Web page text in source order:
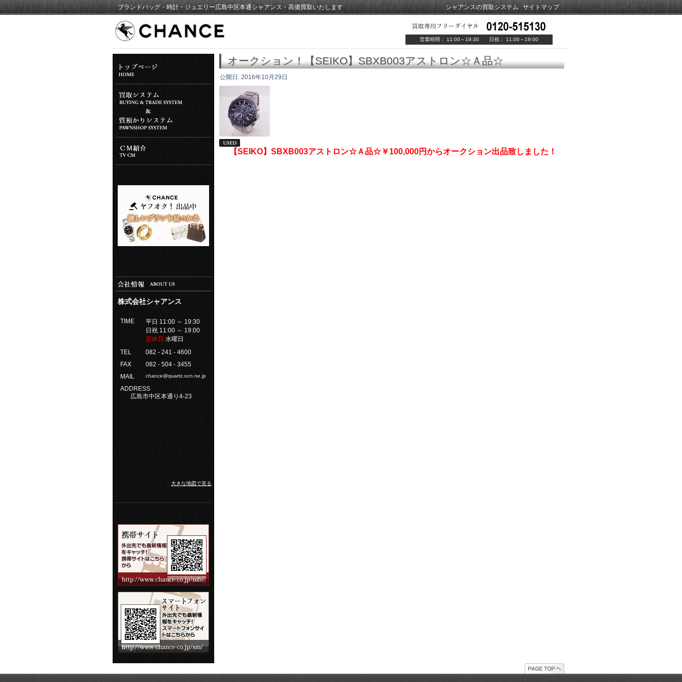
シャアンスの買取システム サイトマップ
ブランドバッグ・時計・ジュエリー広島中区本通シャアンス・高価買取いたします
営業時間： 11:00～19:30 日祝： 11:00～19:00
株式会社シャアンス
TIME
平日 11:00 ～ 19:30
日祝 11:00 ～ 19:00
定休日 水曜日
TEL
082 - 241 - 4600
FAX
082 - 504 - 3455
MAIL
chance@quartz.ocn.ne.jp
ADDRESS
広島市中区本通り4-23
大きな地図で見る
オークション！【SEIKO】SBXB003アストロン☆Ａ品☆
公開日: 2016年10月29日
【SEIKO】SBXB003アストロン☆Ａ品☆￥100,000円からオークション出品致しました！